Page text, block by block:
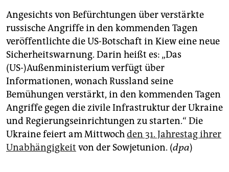
Angesichts von Befürchtungen über verstärkte
russische Angriffe in den kommenden Tagen
veröffentlichte die US-Botschaft in Kiew eine neue
Sicherheitswarnung. Darin heißt es: „Das
(US-)Außenministerium verfügt über
Informationen, wonach Russland seine
Bemühungen verstärkt, in den kommenden Tagen
Angriffe gegen die zivile Infrastruktur der Ukraine
und Regierungseinrichtungen zu starten.“ Die
Ukraine feiert am Mittwochden 31. Jahrestag ihrer
Unabhängigkeit von der Sowjetunion. (dpa)